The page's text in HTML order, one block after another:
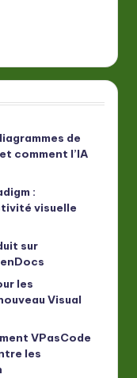
de
comment l’IA
:
visuelle
sur
les
Visual
VPasCode
les